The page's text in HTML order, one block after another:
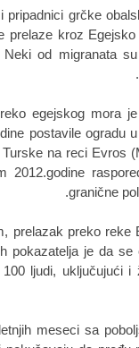
pripadnici grčke
prelaze kroz
Neki od migranata
egejskog mora
postavile ogradu
na reci Evros
2012.godine
granične
prelazak preko reke
pokazatelja je da
ljudi, uključujući i
meseci sa